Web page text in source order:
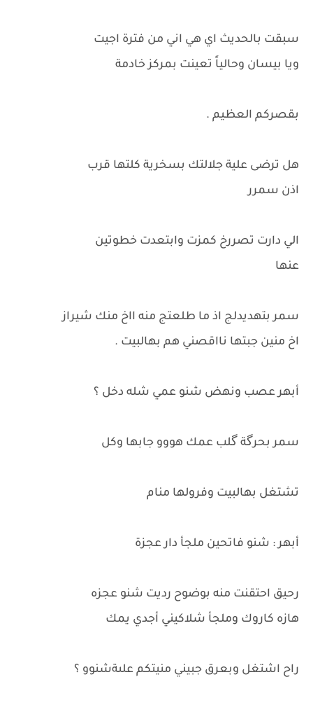
سبقت بالحديث اي هي اني من فترة اجيت
ويا بيسان وحالياً تعينت بمركز خادمة
بقصركم العظيم .
هل ترضى علية جلالتك بسخرية كلتها قرب
اذن سمرر
الي دارت تصررخ كمزت وابتعدت خطوتين
عنها
سمر بتهديدلج اذ ما طلعتج منه ااخ منك شيراز
اخ منين جبتها نااقصني هم بهالبيت .
أبهر عصب ونهض شنو عمي شله دخل ؟
سمر بحرگة گلب عمك هووو جابها وكل
تشتغل بهالبيت وفرولها منام
أبهر : شنو فاتحين ملجأ دار عجزة
رحيق احتقنت منه بوضوح رديت شنو عجزه
هازه كاروك وملجأ شلاكيني أجدي يمك
راح اشتغل وبعرق جبيني منيتكم علىةشنوو ؟